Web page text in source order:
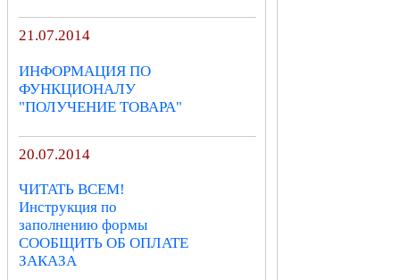
21.07.2014
ИНФОРМАЦИЯ ПО
ФУНКЦИОНАЛУ
"ПОЛУЧЕНИЕ ТОВАРА"
20.07.2014
ЧИТАТЬ ВСЕМ!
Инструкция по
заполнению формы
СООБЩИТЬ ОБ ОПЛАТЕ
ЗАКАЗА